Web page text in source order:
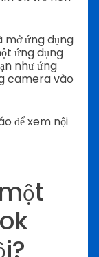
mở ứng dụng
ứng dụng
như ứng
camera vào
để xem nội